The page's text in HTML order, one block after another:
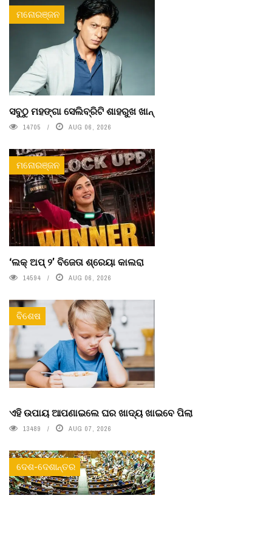
ମନୋରଞ୍ଜନ
ସବୁଠୁ ମହଙ୍ଗା ସେଲିବ୍ରିଟି ଶାହରୁଖ ଖାନ୍
14705 AUG 06, 2026
ମନୋରଞ୍ଜନ
‘ଲକ୍ ଅପ୍ ୨’ ବିଜେତା ଶ୍ରେୟା କାଲରା
14594 AUG 06, 2026
ବିଶେଷ
ଏହି ଉପାୟ ଆପଣାଇଲେ ଘର ଖାଦ୍ୟ ଖାଇବେ ପିଲା
13489 AUG 07, 2026
ଦେଶ-ଦେଶାନ୍ତର